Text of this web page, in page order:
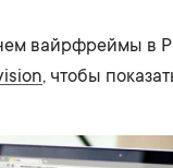
вайрфреймы в
, чтобы